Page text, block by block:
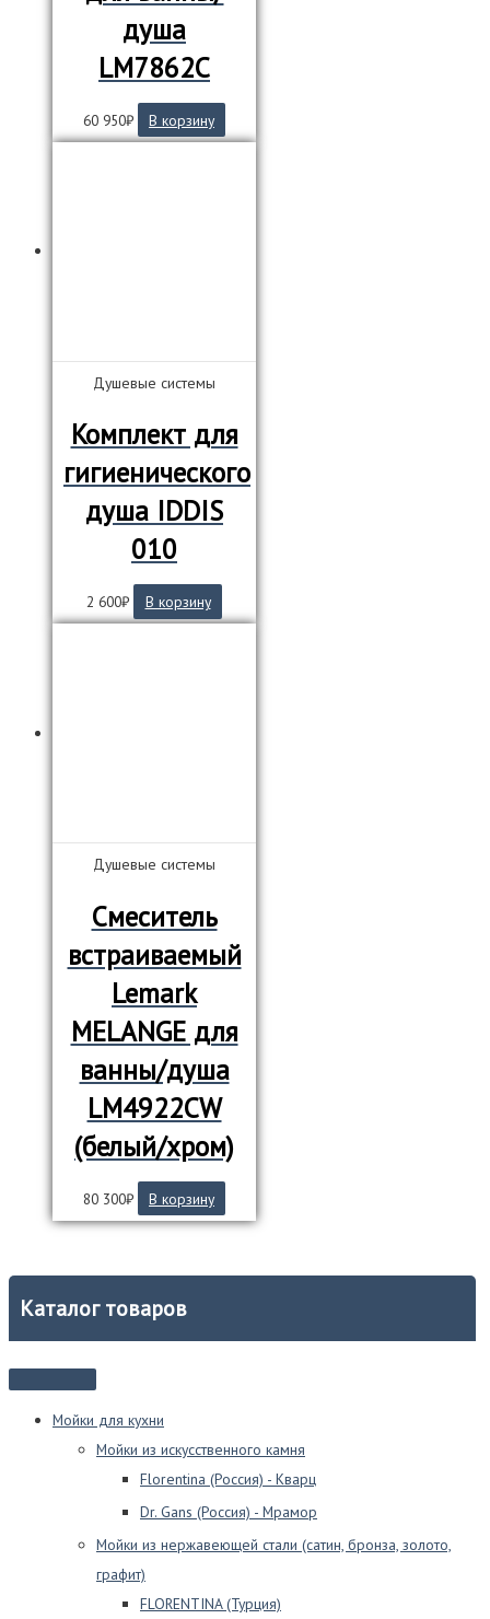
Каталог товаров
Мойки для кухни
Мойки из искусственного камня
Florentina (Россия) - Кварц
Dr. Gans (Россия) - Мрамор
Мойки из нержавеющей стали (сатин, бронза, золото,
графит)
FLORENTINA (Турция)
душа
LM7862C
60 950₽ В корзину
Душевые системы
Комплект для
гигиенического
душа IDDIS
010
2 600₽ В корзину
Душевые системы
Смеситель
встраиваемый
Lemark
MELANGE для
ванны/душа
LM4922СW
(белый/хром)
80 300₽ В корзину